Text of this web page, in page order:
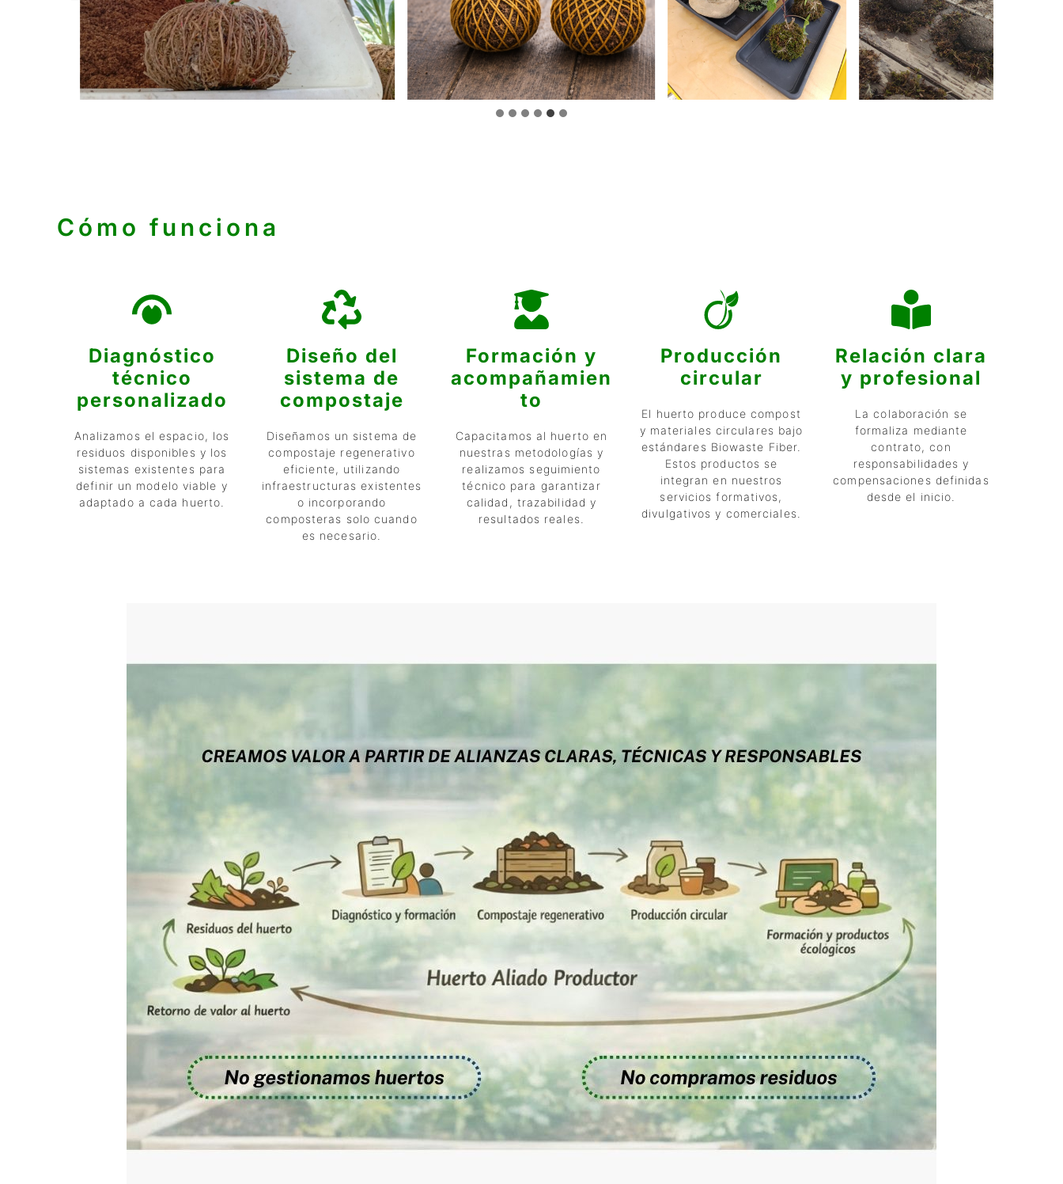
Cómo funciona
Diagnóstico
técnico
personalizado
Analizamos el espacio, los
residuos disponibles y los
sistemas existentes para
definir un modelo viable y
adaptado a cada huerto.
Diseño del
sistema de
compostaje
Diseñamos un sistema de
compostaje regenerativo
eficiente, utilizando
infraestructuras existentes
o incorporando
composteras solo cuando
es necesario.
Formación y
acompañamien
to
Capacitamos al huerto en
nuestras metodologías y
realizamos seguimiento
técnico para garantizar
calidad, trazabilidad y
resultados reales.
Producción
circular
El huerto produce compost
y materiales circulares bajo
estándares Biowaste Fiber.
Estos productos se
integran en nuestros
servicios formativos,
divulgativos y comerciales.
Relación clara
y profesional
La colaboración se
formaliza mediante
contrato, con
responsabilidades y
compensaciones definidas
desde el inicio.